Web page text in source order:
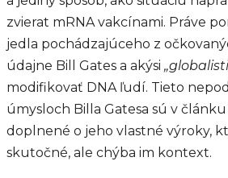
zvierat mRNA vakcínami. Práve
jedla pochádzajúceho z
údajne Bill Gates a akýsi
modifikovať DNA ľudí. Tieto
úmysloch Billa Gatesa sú v článku
doplnené o jeho vlastné výroky,
skutočné, ale chýba im kontext.